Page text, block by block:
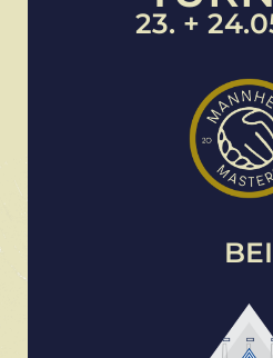
23. +
BEI